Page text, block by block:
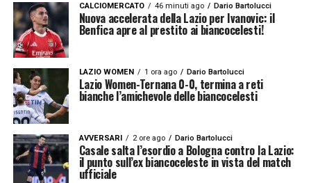
CALCIOMERCATO 46 minuti ago Dario Bartolucci
Nuova accelerata della Lazio per Ivanovic: il
Benfica apre al prestito ai biancocelesti!
LAZIO WOMEN 1 ora ago Dario Bartolucci
Lazio Women-Ternana 0-0, termina a reti
bianche l’amichevole delle biancocelesti
AVVERSARI 2 ore ago Dario Bartolucci
Casale salta l’esordio a Bologna contro la Lazio:
il punto sull’ex biancoceleste in vista del match
ufficiale